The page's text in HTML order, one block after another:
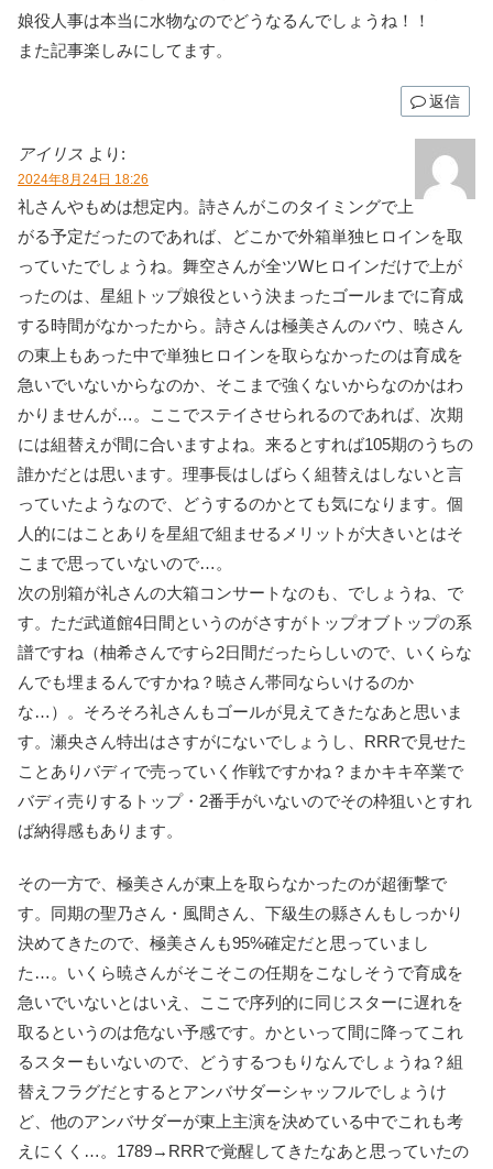
娘役人事は本当に水物なのでどうなるんでしょうね！！
また記事楽しみにしてます。
返信
アイリス より:
2024年8月24日 18:26
礼さんやもめは想定内。詩さんがこのタイミングで上
がる予定だったのであれば、どこかで外箱単独ヒロインを取
っていたでしょうね。舞空さんが全ツWヒロインだけで上が
ったのは、星組トップ娘役という決まったゴールまでに育成
する時間がなかったから。詩さんは極美さんのバウ、暁さん
の東上もあった中で単独ヒロインを取らなかったのは育成を
急いでいないからなのか、そこまで強くないからなのかはわ
かりませんが…。ここでステイさせられるのであれば、次期
には組替えが間に合いますよね。来るとすれば105期のうちの
誰かだとは思います。理事長はしばらく組替えはしないと言
っていたようなので、どうするのかとても気になります。個
人的にはことありを星組で組ませるメリットが大きいとはそ
こまで思っていないので…。
次の別箱が礼さんの大箱コンサートなのも、でしょうね、で
す。ただ武道館4日間というのがさすがトップオブトップの系
譜ですね（柚希さんですら2日間だったらしいので、いくらな
んでも埋まるんですかね？暁さん帯同ならいけるのか
な…）。そろそろ礼さんもゴールが見えてきたなあと思いま
す。瀬央さん特出はさすがにないでしょうし、RRRで見せた
ことありバディで売っていく作戦ですかね？まかキキ卒業で
バディ売りするトップ・2番手がいないのでその枠狙いとすれ
ば納得感もあります。
その一方で、極美さんが東上を取らなかったのが超衝撃で
す。同期の聖乃さん・風間さん、下級生の縣さんもしっかり
決めてきたので、極美さんも95%確定だと思っていまし
た…。いくら暁さんがそこそこの任期をこなしそうで育成を
急いでいないとはいえ、ここで序列的に同じスターに遅れを
取るというのは危ない予感です。かといって間に降ってこれ
るスターもいないので、どうするつもりなんでしょうね？組
替えフラグだとするとアンバサダーシャッフルでしょうけ
ど、他のアンバサダーが東上主演を決めている中でこれも考
えにくく…。1789→RRRで覚醒してきたなあと思っていたの